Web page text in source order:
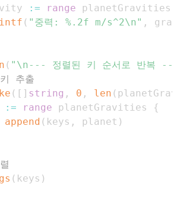
:= range planetGravities
( "중력: %.2f m/s^2\n" ,
( "\n--- 정렬된 키 순서로 반복
추출
( [ ] string , 0 , len (
:= range planetGravities
{
append ( keys , planet )
( keys )